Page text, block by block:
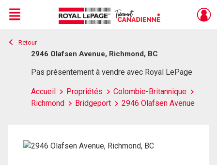
Live
En Direct
Menu
Retour
2946 Olafsen Avenue, Richmond, BC
Pas présentement à vendre avec Royal LePage
Accueil Propriétés
Colombie-Britannique
Richmond
Bridgeport 2946 Olafsen Avenue